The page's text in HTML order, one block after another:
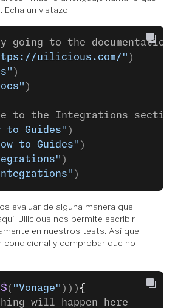
Echa un vistazo:
going to the
uilicious.com/" )
)
)
to the Integrations
to Guides" )
to Guides" )
)
)
evaluar de alguna manera que
UIlicious nos permite escribir
en nuestros tests. Así que
condicional y comprobar que no
( "Vonage" ))) {
will happen here